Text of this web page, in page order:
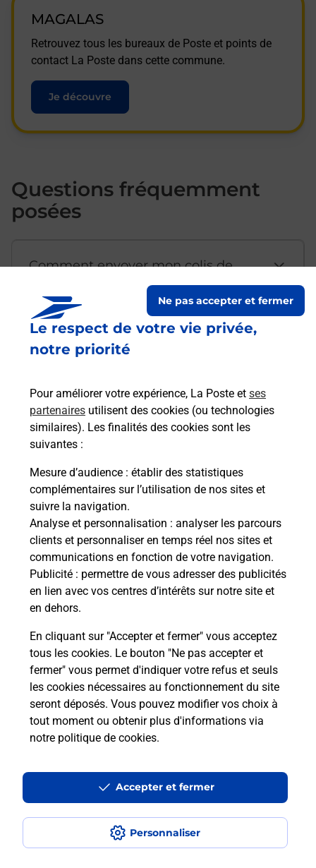
Le respect de votre vie privée,
notre priorité
Pour améliorer votre expérience, La Poste et ses
partenaires utilisent des cookies (ou technologies
similaires). Les finalités des cookies sont les
suivantes :
Mesure d’audience : établir des statistiques
complémentaires sur l’utilisation de nos sites et
suivre la navigation.
Analyse et personnalisation : analyser les parcours
clients et personnaliser en temps réel nos sites et
communications en fonction de votre navigation.
Publicité : permettre de vous adresser des publicités
en lien avec vos centres d’intérêts sur notre site et
en dehors.
En cliquant sur "Accepter et fermer" vous acceptez
tous les cookies. Le bouton "Ne pas accepter et
fermer" vous permet d'indiquer votre refus et seuls
les cookies nécessaires au fonctionnement du site
seront déposés. Vous pouvez modifier vos choix à
tout moment ou obtenir plus d'informations via
notre politique de cookies.
Personnaliser
Ne pas accepter et fermer
Accepter et fermer
MAGALAS
Retrouvez tous les bureaux de Poste et points de
contact La Poste dans cette commune.
Je découvre
Questions fréquemment
posées
Comment envoyer mon colis de
Est-il possible d’acheter un
emballage directement depuis un
Comment demander une
modification de livraison ?
Comment La Poste participe-t-elle
à votre sécurité au quotidien ?
Puis-je passer mon code de la route
avec La Poste et sous quelles
conditions ?
Localiser Liste Hérault MURVIEL LES BEZIERS
Accessibilité : partiellement conforme
Conditions contractuelles
Mentions légales